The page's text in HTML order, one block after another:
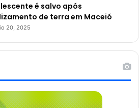
é salvo após
de terra em Maceió
20, 2025